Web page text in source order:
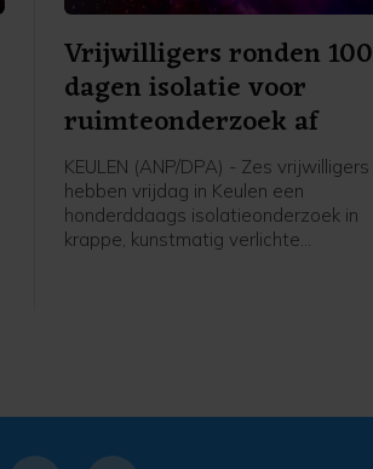
Vrijwilligers ronden 100
dagen isolatie voor
ruimteonderzoek af
KEULEN (ANP/DPA) - Zes vrijwilligers
hebben vrijdag in Keulen een
honderddaags isolatieonderzoek in
krappe, kunstmatig verlichte